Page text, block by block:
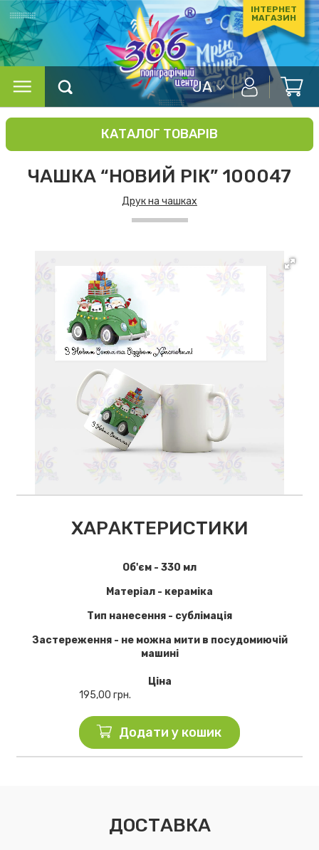
ІНТЕРНЕТ
МАГАЗИН
UA
КАТАЛОГ ТОВАРІВ
ЧАШКА “НОВИЙ РІК” 100047
Друк на чашках
ХАРАКТЕРИСТИКИ
Об'єм - 330 мл
Матеріал - кераміка
Тип нанесення - сублімація
Застереження - не можна мити в посудомиючій
машині
Ціна
195,00 грн.
Додати у кошик
ДОСТАВКА